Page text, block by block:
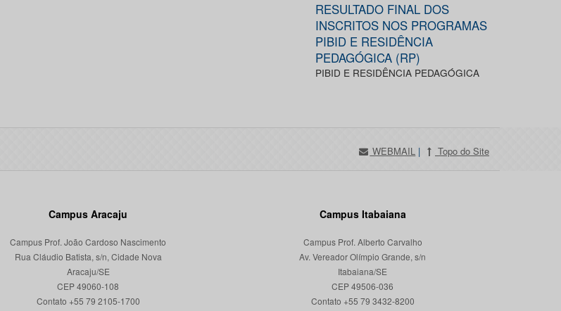
RESULTADO FINAL DOS
INSCRITOS NOS PROGRAMAS
PIBID E RESIDÊNCIA
PEDAGÓGICA (RP)
PIBID E RESIDÊNCIA PEDAGÓGICA
WEBMAIL | Topo do Site
Campus Aracaju
Campus Prof. João Cardoso Nascimento
Rua Cláudio Batista, s/n, Cidade Nova
Aracaju/SE
CEP 49060-108
Campus Itabaiana
Campus Prof. Alberto Carvalho
Av. Vereador Olímpio Grande, s/n
Itabaiana/SE
CEP 49506-036